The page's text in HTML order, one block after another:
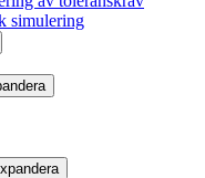
simulering